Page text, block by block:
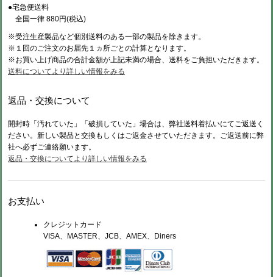
●宅急便送料
全国一律 880円(税込)
※受注生産製品など個別送料のある一部の製品を除きます。
※１回のご注文のお届先１ヵ所ごとの計算となります。
※お買い上げ商品の合計金額が上記未満の場合、送料をご負担いただきます。
送料についてより詳しい情報をみる
返品・交換について
開封時「汚れていた」「破損していた」場合は、弊社送料着払いにてご返送く
ださい。新しい製品と交換もしくはご返金させていただきます。ご返送前に弊
社へ必ずご連絡願います。
返品・交換についてより詳しい情報をみる
お支払い
クレジットカード
VISA、MASTER、JCB、AMEX、Diners